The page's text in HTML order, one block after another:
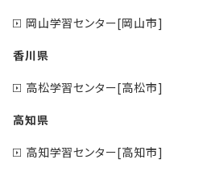
岡山学習センター[岡山市]
香川県
高松学習センター[高松市]
高知県
高知学習センター[高知市]